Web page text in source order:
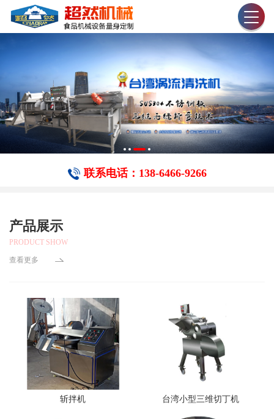
联系电话：138-6466-​9266
产品展示
PRODUCT SHOW
查看更多
斩拌机 台湾小型三维切丁机